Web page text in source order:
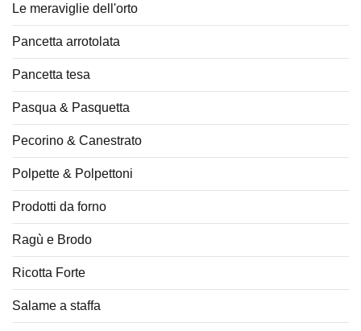
Le meraviglie dell'orto
Pancetta arrotolata
Pancetta tesa
Pasqua & Pasquetta
Pecorino & Canestrato
Polpette & Polpettoni
Prodotti da forno
Ragù e Brodo
Ricotta Forte
Salame a staffa